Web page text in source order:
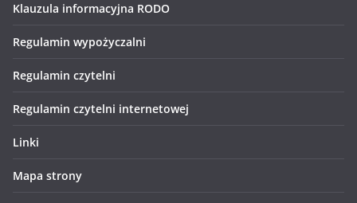
Klauzula informacyjna RODO
Regulamin wypożyczalni
Regulamin czytelni
Regulamin czytelni internetowej
Linki
Mapa strony